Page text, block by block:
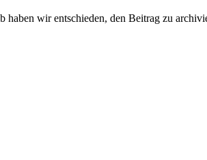
haben wir entschieden, den Beitrag zu